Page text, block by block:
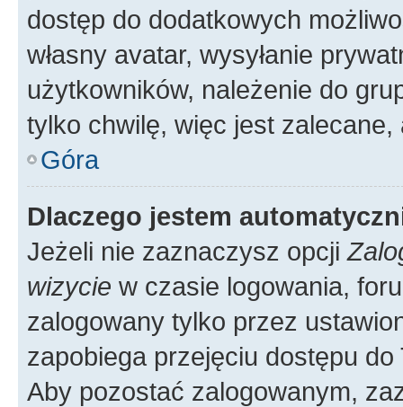
dostęp do dodatkowych
własny avatar, wysyłanie
użytkowników, należenie do
tylko chwilę, więc jest zalecane,
Góra
Dlaczego jestem
Jeżeli nie zaznaczysz opcji
wizycie w czasie logowania,
zalogowany tylko przez
zapobiega przejęciu dostępu
Aby pozostać zalogowanym,